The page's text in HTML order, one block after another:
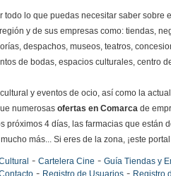
todo lo que puedas necesitar saber sobre
y de sus empresas como: tiendas,
despachos, museos, teatros,
de bodas, espacios culturales, centro
y eventos de ocio, así como la
numerosas ofertas en Comarcade
próximos 4 días, las farmacias que están
más... Si eres de la zona, ¡este
- Cartelera Cine - Guía Tiendas y
- Registro de Usuarios- Registro